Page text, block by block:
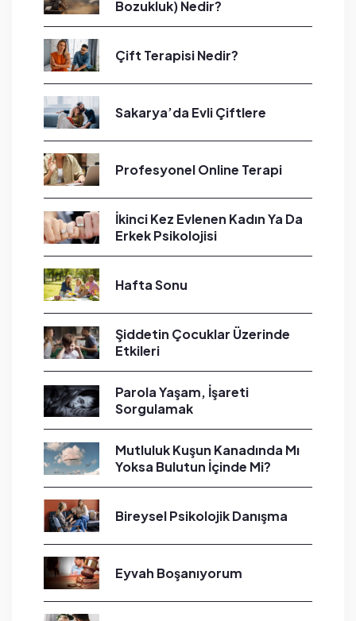
Bozukluk) Nedir?
Çift Terapisi Nedir?
Sakarya’da Evli Çiftlere
Profesyonel Online Terapi
İkinci Kez Evlenen Kadın Ya Da
Erkek Psikolojisi
Hafta Sonu
Şiddetin Çocuklar Üzerinde
Etkileri
Parola Yaşam, İşareti
Sorgulamak
Mutluluk Kuşun Kanadında Mı
Yoksa Bulutun İçinde Mi?
Bireysel Psikolojik Danışma
Eyvah Boşanıyorum